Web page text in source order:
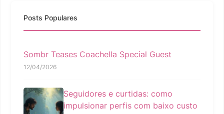
Posts Populares
Sombr Teases Coachella Special Guest
12/04/2026
Seguidores e curtidas: como
impulsionar perfis com baixo custo